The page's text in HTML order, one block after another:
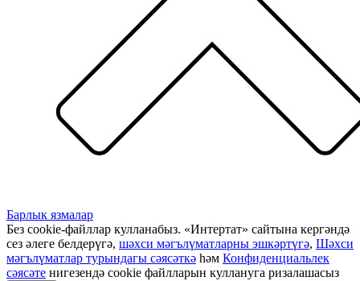
Барлык язмалар
Без cookie-файллар кулланабыз. «Интертат» сайтына кергәндә
сез әлеге белдерүгә, шәхси мәгълүматларны эшкәртүгә, Шәхси
мәгълүматлар турындагы сәясәткә һәм Конфиденциальлек
сәясәте нигезендә cookie файлларын куллануга ризалашасыз